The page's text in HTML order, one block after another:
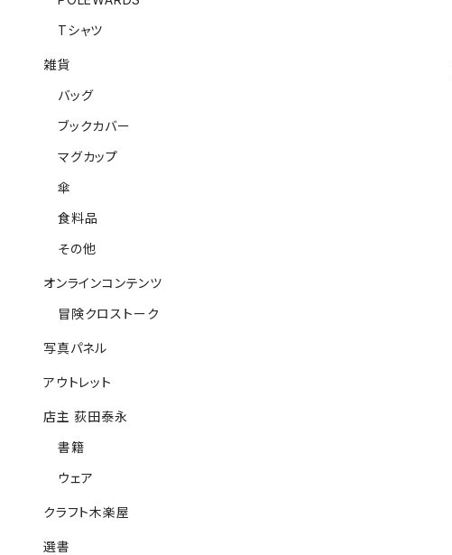
Tシャツ
雑貨
バッグ
ブックカバー
マグカップ
傘
食料品
その他
オンラインコンテンツ
冒険クロストーク
写真パネル
アウトレット
店主 荻田泰永
書籍
ウェア
クラフト木楽屋
選書